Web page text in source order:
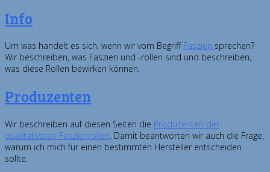
Info
Um was handelt es sich, wenn wir vom Begriff Faszien sprechen?
Wir beschreiben, was Faszien und -rollen sind und beschreiben,
was diese Rollen bewirken können.
Produzenten
Wir beschreiben auf diesen Seiten die Produzenten der
qualitativsten Faszienrollen. Damit beantworten wir auch die Frage,
warum ich mich für einen bestimmten Hersteller entscheiden
sollte.